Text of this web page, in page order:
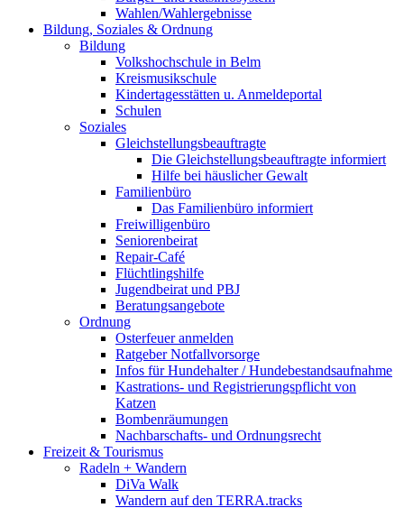
Wahlen/Wahlergebnisse
Bildung, Soziales & Ordnung
Bildung
Volkshochschule in Belm
Kreismusikschule
Kindertagesstätten u. Anmeldeportal
Schulen
Soziales
Gleichstellungsbeauftragte
Die Gleichstellungsbeauftragte informiert
Hilfe bei häuslicher Gewalt
Familienbüro
Das Familienbüro informiert
Freiwilligenbüro
Seniorenbeirat
Repair-Café
Flüchtlingshilfe
Jugendbeirat und PBJ
Beratungsangebote
Ordnung
Osterfeuer anmelden
Ratgeber Notfallvorsorge
Infos für Hundehalter / Hundebestandsaufnahme
Kastrations- und Registrierungspflicht von
Katzen
Bombenräumungen
Nachbarschafts- und Ordnungsrecht
Freizeit & Tourismus
Radeln + Wandern
DiVa Walk
Wandern auf den TERRA.tracks